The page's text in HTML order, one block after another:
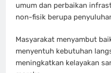
umum dan perbaikan
non-fisik berupa
Masyarakat menyambut
menyentuh kebutuhan
meningkatkan kelayakan